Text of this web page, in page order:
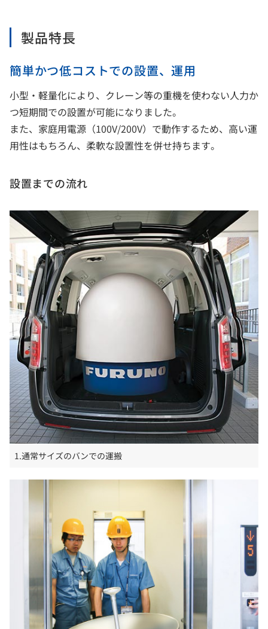
製品特長
簡単かつ低コストでの設置、運用
小型・軽量化により、クレーン等の重機を使わない人力か
つ短期間での設置が可能になりました。
また、家庭用電源（100V/200V）で動作するため、高い運
用性はもちろん、柔軟な設置性を併せ持ちます。
設置までの流れ
1.通常サイズのバンでの運搬